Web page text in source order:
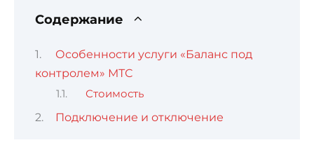
Содержание
Особенности услуги «Баланс под
контролем» МТС
Стоимость
Подключение и отключение